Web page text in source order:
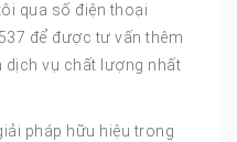
qua số điện thoại
để được tư vấn thêm
dịch vụ chất lượng nhất
pháp hữu hiệu trong